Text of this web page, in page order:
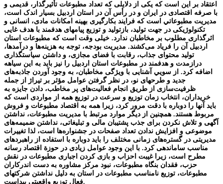
اعتقاد بر اين است که یکی از دلایلی که تعداد مطبوعات تأثیرگذار، قدیمی و
با صرفه اقتصادی در ايران و در رأس آن در استان اردبيل بسیار اندک است،
مدیریت مطبوعاتي است که فرایند بکارگیری بهینه امکانات مادی، انسانی و
تکنولوژیکی در جهت تولید، بازتولید و توزیع پیامهای هدفمند با هدف غایی
اثرگذاری مطلوب بر مخاطبان ندارد. خیلی وقت است که مطبوعات استان
اردبيل آن را فریاد می‌کشند. مدیریت بودجه، توجه به هزینه‌ها و درآمدها،
تولید محتوای جذاب، رقابت با فضای مجازی، و داشتن سیاستگذاری
درازمدت و هدفمند در مطبوعات استان اردبيل را نیز باید به این سیاهه
اضافه کرد. از سويي آشنایی با ویژگی مخاطبان، به وجود آوردن جاذبه‌های
جدید و طرحهای نو، در نظر گرفتن عوامل مؤثر بر تیراژ از جمله
ظرفیت‌سازی از طریق انجام فعالیت‌های پر مخاطب، دادن جایزه به
خریداران، انتخاب زمان توزیع و سرعت در توزیع همه از مواردی است که
باید آنها را دوباره با دقت مرور کرد، زیرا همه به اقتصاد مطبوعات و فروش
مربوط هستند. همچنین از دیگر موارد مرتبط با مديريت مطبوعات، نداشتن
آگهی و تلاش نکردن برای جذب پشتیبان مالی و تبلیغاتی، نداشتن ضمیمه‌های
موضوعی و افزایش ندادن تعداد صفحات در جشنواره‌ها است، لذا تغییرات
مدیریتی در گستره‌های زمانی مختلف را باید دوباره با استفاده از راهبردهای
مناسب ساماندهی کرد. با این وجود عوامل زیادی در حوزة اقتصاد رسانه
مطرح است، زیرا غیبت احزاب و بازی کردن اجباری مطبوعات در نقش
حزب، فقدان بنگاه مطبوعات، نبود مرکز مشاوره به دست اندرکاران
مطبوعات، توزیع نامناسب مطبوعات در استان به دلیل نداشتن شرکتهای
فعال توزیع واقعیتی پیداست.